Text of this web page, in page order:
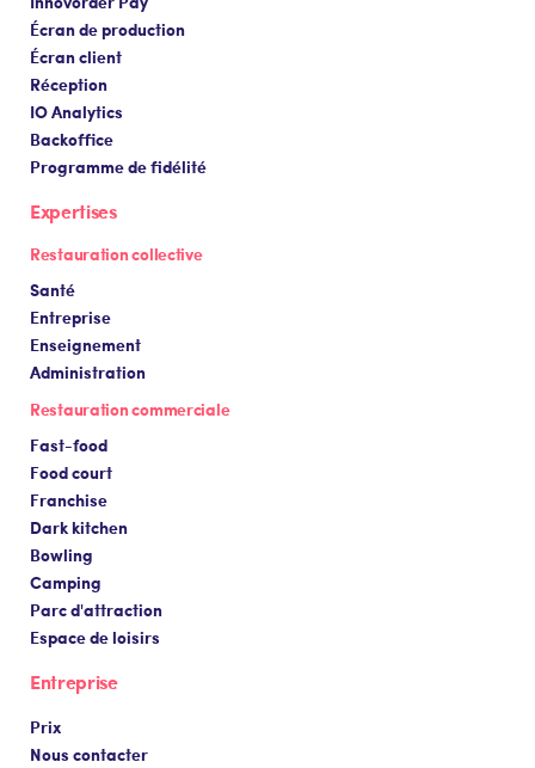
Écran de production
Écran client
Réception
IO Analytics
Backoffice
Programme de fidélité
Expertises
Restauration collective
Santé
Entreprise
Enseignement
Administration
Restauration commerciale
Fast-food
Food court
Franchise
Dark kitchen
Bowling
Camping
Parc d'attraction
Espace de loisirs
Entreprise
Prix
Nous contacter